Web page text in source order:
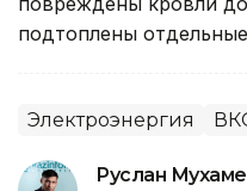
подтоплены
Электроэнергия
Руслан